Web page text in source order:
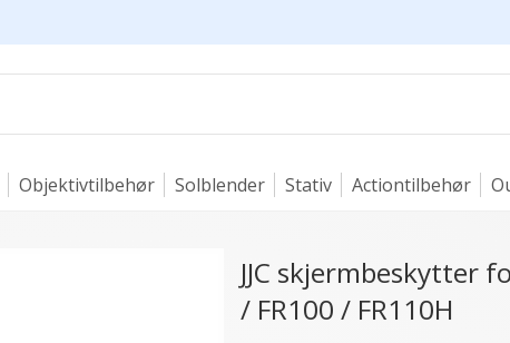
Objektivtilbehør Solblender Stativ Actiontilbehør
JJC skjermbeskytter
/ FR100 / FR110H